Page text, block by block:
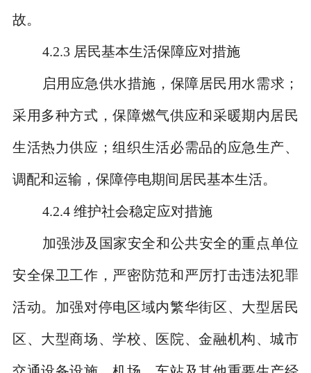
故。
4.2.3 居民基本生活保障应对措施
启用应急供水措施，保障居民用水需求；
采用多种方式，保障燃气供应和采暖期内居民
生活热力供应；组织生活必需品的应急生产、
调配和运输，保障停电期间居民基本生活。
4.2.4 维护社会稳定应对措施
加强涉及国家安全和公共安全的重点单位
安全保卫工作，严密防范和严厉打击违法犯罪
活动。加强对停电区域内繁华街区、大型居民
区、大型商场、学校、医院、金融机构、城市